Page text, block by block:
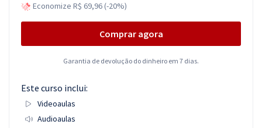
Economize R$ 69,96 (-20%)
Comprar agora
Garantia de devolução do dinheiro em 7 dias.
Este curso inclui:
Videoaulas
Audioaulas